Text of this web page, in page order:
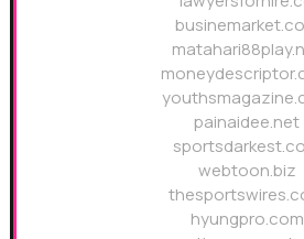
painaidee.net
webtoon.biz
hyungpro.com